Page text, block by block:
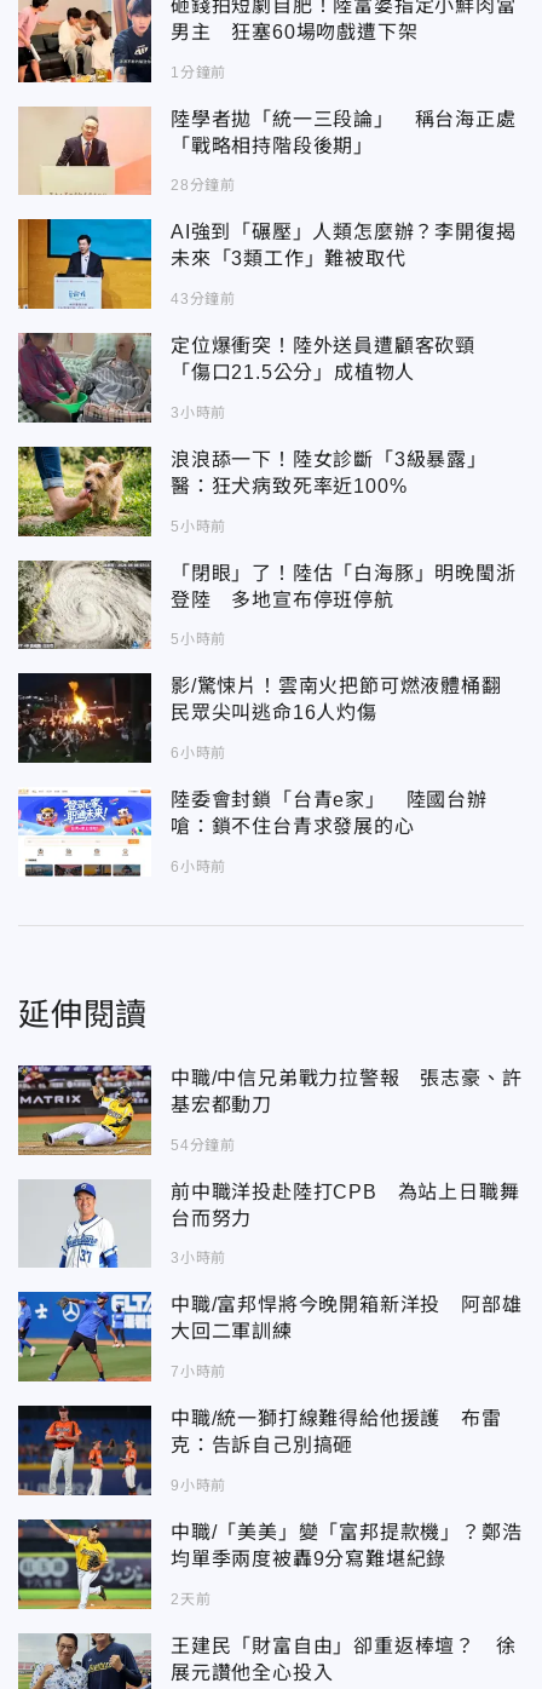
砸錢拍短劇自肥！陸富婆指定小鮮肉當
男主 狂塞60場吻戲遭下架
1分鐘前
陸學者拋「統一三段論」 稱台海正處
「戰略相持階段後期」
28分鐘前
AI強到「碾壓」人類怎麼辦？李開復揭
未來「3類工作」難被取代
43分鐘前
定位爆衝突！陸外送員遭顧客砍頸
「傷口21.5公分」成植物人
3小時前
浪浪舔一下！陸女診斷「3級暴露」
醫：狂犬病致死率近100%
5小時前
「閉眼」了！陸估「白海豚」明晚閩浙
登陸 多地宣布停班停航
5小時前
影/驚悚片！雲南火把節可燃液體桶翻
民眾尖叫逃命16人灼傷
6小時前
陸委會封鎖「台青e家」 陸國台辦
嗆：鎖不住台青求發展的心
6小時前
延伸閱讀
中職/中信兄弟戰力拉警報 張志豪、許
基宏都動刀
54分鐘前
前中職洋投赴陸打CPB 為站上日職舞
台而努力
3小時前
中職/富邦悍將今晚開箱新洋投 阿部雄
大回二軍訓練
7小時前
中職/統一獅打線難得給他援護 布雷
克：告訴自己別搞砸
9小時前
中職/「美美」變「富邦提款機」？鄭浩
均單季兩度被轟9分寫難堪紀錄
2天前
王建民「財富自由」卻重返棒壇？ 徐
展元讚他全心投入